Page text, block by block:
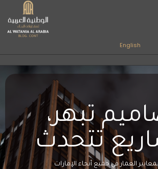
English
تبهر،
تتحدث
العمار في جميع أنحاء الإمارات